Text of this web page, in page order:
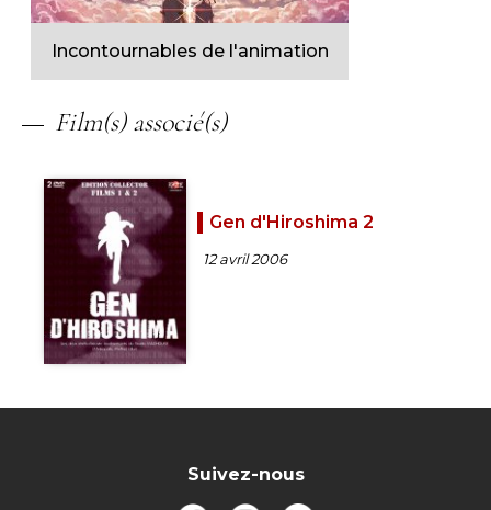
Incontournables de l'animation
Film(s) associé(s)
Gen d'Hiroshima 2
12 avril 2006
Suivez-nous